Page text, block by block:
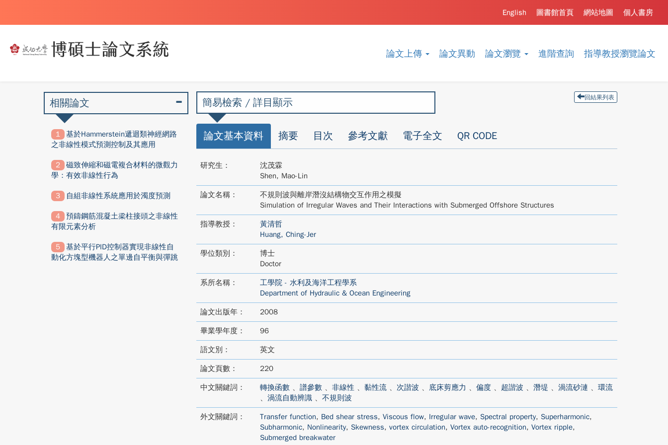
論文上傳 論文異動 論文瀏覽 進階查詢 指導教授瀏覽論文
個人書房
網站地圖
圖書館首頁
English
簡易檢索 / 詳目顯示 回結果列表
論文基本資料 摘要 目次 參考文獻 電子全文 QR CODE
研究生：
沈茂霖
Shen, Mao-Lin
論文名稱：
不規則波與離岸潛沒結構物交互作用之模擬
Simulation of Irregular Waves and Their Interactions with Submerged Offshore Structures
指導教授：
黃清哲
Huang, Ching-Jer
學位類別：
博士
Doctor
系所名稱：
工學院 - 水利及海洋工程學系
Department of Hydraulic & Ocean Engineering
論文出版年： 2008
畢業學年度： 96
語文別： 英文
論文頁數： 220
中文關鍵詞： 轉換函數、 譜參數、 非線性 、 黏性流、 次諧波 、 底床剪應力 、 偏度、 超諧波 、 潛堤 、 渦流砂漣 、 環流
、 渦流自動辨識、 不規則波
外文關鍵詞： Transfer function, Bed shear stress, Viscous flow, Irregular wave, Spectral property, Superharmonic,
Subharmonic, Nonlinearity, Skewness, vortex circulation, Vortex auto-recognition, Vortex ripple,
Submerged breakwater
相關論文
基於Hammerstein遞迴類神經網路
之非線性模式預測控制及其應用
磁致伸縮和磁電複合材料的微觀力
學：有效非線性行為
自組非線性系統應用於濁度預測
預鑄鋼筋混凝土梁柱接頭之非線性
有限元素分析
基於平行PID控制器實現非線性自
動化方塊型機器人之單邊自平衡與彈跳